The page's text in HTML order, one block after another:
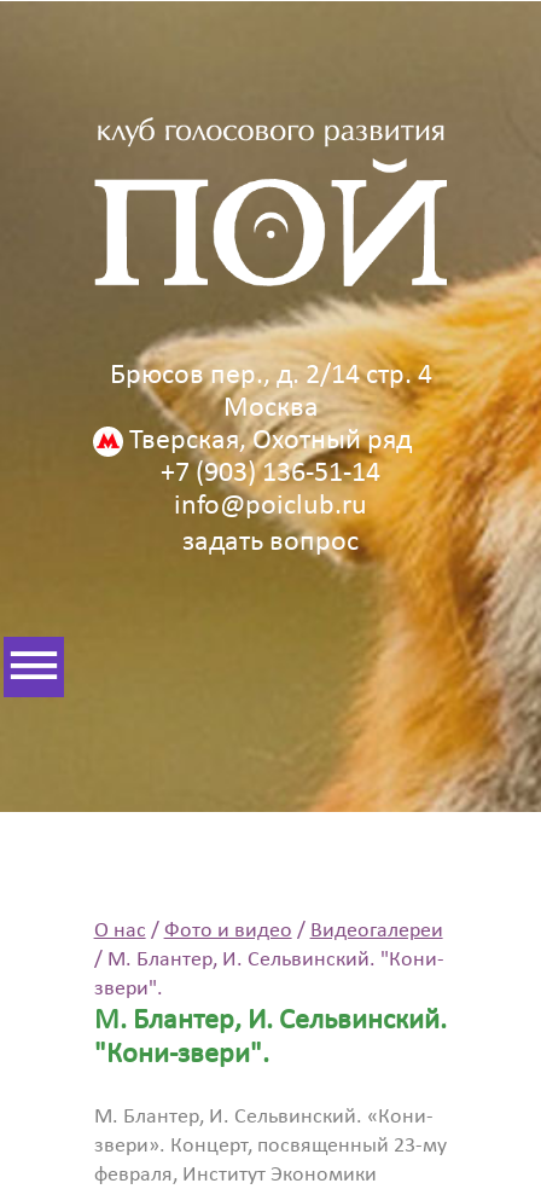
Брюсов пер., д. 2/14 стр. 4
Москва
Тверская, Охотный ряд
+7 (903) 136‑51‑14
info@poiclub.ru
задать вопрос
О нас / Фото и видео / Видеогалереи
/ М. Блантер, И. Сельвинский. "Кони-
звери".
М. Блантер, И. Сельвинский.
"Кони-звери".
М. Блантер, И. Сельвинский. «Кони-
звери». Концерт, посвященный 23-му
февраля, Институт Экономики